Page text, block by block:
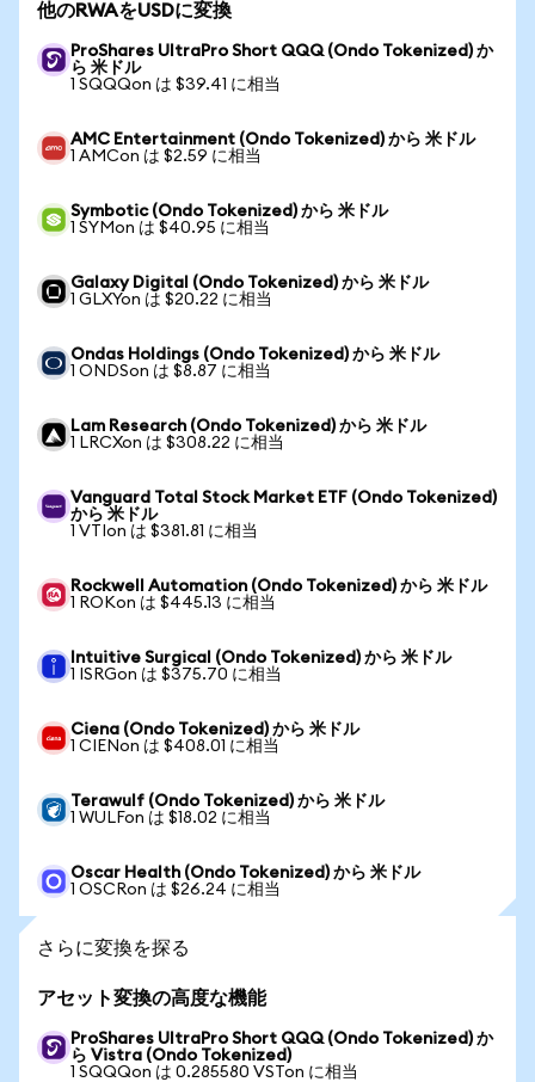
他のRWAをUSDに変換
ProShares UltraPro Short QQQ (Ondo Tokenized) か
ら 米ドル
1 SQQQon は $39.41 に相当
AMC Entertainment (Ondo Tokenized) から 米ドル
1 AMCon は $2.59 に相当
Symbotic (Ondo Tokenized) から 米ドル
1 SYMon は $40.95 に相当
Galaxy Digital (Ondo Tokenized) から 米ドル
1 GLXYon は $20.22 に相当
Ondas Holdings (Ondo Tokenized) から 米ドル
1 ONDSon は $8.87 に相当
Lam Research (Ondo Tokenized) から 米ドル
1 LRCXon は $308.22 に相当
Vanguard Total Stock Market ETF (Ondo Tokenized)
から 米ドル
1 VTIon は $381.81 に相当
Rockwell Automation (Ondo Tokenized) から 米ドル
1 ROKon は $445.13 に相当
Intuitive Surgical (Ondo Tokenized) から 米ドル
1 ISRGon は $375.70 に相当
Ciena (Ondo Tokenized) から 米ドル
1 CIENon は $408.01 に相当
Terawulf (Ondo Tokenized) から 米ドル
1 WULFon は $18.02 に相当
Oscar Health (Ondo Tokenized) から 米ドル
1 OSCRon は $26.24 に相当
さらに変換を探る
アセット変換の高度な機能
ProShares UltraPro Short QQQ (Ondo Tokenized) か
ら Vistra (Ondo Tokenized)
1 SQQQon は 0.285580 VSTon に相当